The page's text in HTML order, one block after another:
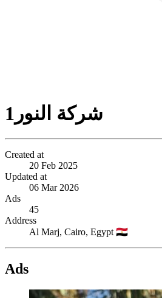
شركة النور1
Created at
20 Feb 2025
Updated at
06 Mar 2026
Ads
45
Address
Al Marj, Cairo, Egypt 🇪🇬
Ads